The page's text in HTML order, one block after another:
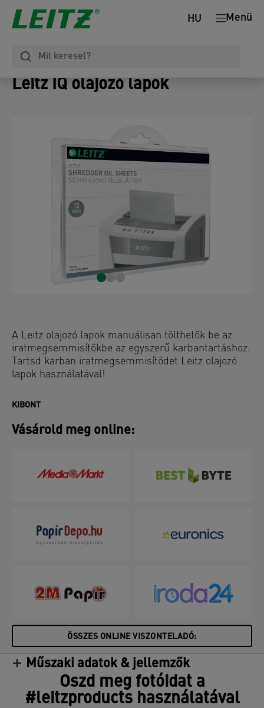
Menü
HU
Leitz IQ olajozó lapok
A Leitz olajozó lapok manuálisan tölthetők be az
iratmegsemmisítőkbe az egyszerű karbantartáshoz.
Tartsd karban iratmegsemmisítődet Leitz olajozó
lapok használatával!
KIBONT
Vásárold meg online:
ÖSSZES ONLINE VISZONTELADÓ:
Műszaki adatok & jellemzők
Oszd meg fotóidat a
#leitzproducts használatával